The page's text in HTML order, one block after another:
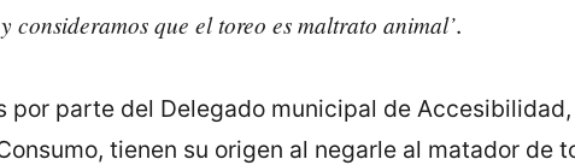
que el toreo es maltrato animal’.
por parte del Delegado municipal de
tienen su origen al negarle al matador de